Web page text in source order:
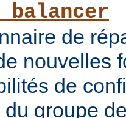
de
nouvelles
de
du groupe